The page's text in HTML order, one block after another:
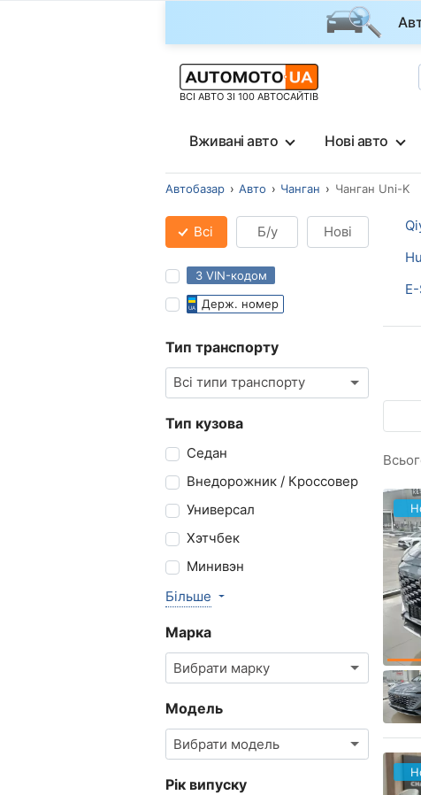
ВСІ АВТО ЗІ 100 АВТОСАЙТІВ
Вживані авто Нові авто
Автобазар Авто Чанган Чанган Uni-K
Всі Б/у Нові
З VIN-кодом
Держ. номер
Тип транспорту
Всі типи транспорту
Тип кузова
Седан
Внедорожник / Кроссовер
Универсал
Хэтчбек
Минивэн
Більше
Марка
Вибрати марку
Модель
Вибрати модель
Рік випуску